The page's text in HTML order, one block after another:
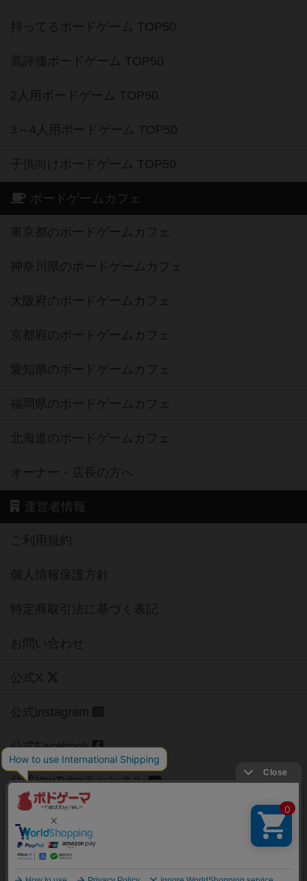
持ってるボードゲーム TOP50
高評価ボードゲーム TOP50
2人用ボードゲーム TOP50
3～4人用ボードゲーム TOP50
子供向けボードゲーム TOP50
ボードゲームカフェ
東京都のボードゲームカフェ
神奈川県のボードゲームカフェ
大阪府のボードゲームカフェ
京都府のボードゲームカフェ
愛知県のボードゲームカフェ
福岡県のボードゲームカフェ
北海道のボードゲームカフェ
オーナー・店長の方へ
運営者情報
ご利用規約
個人情報保護方針
特定商取引法に基づく表記
お問い合わせ
公式X
公式instagram
公式Facebook
公式YouTubeチャンネル